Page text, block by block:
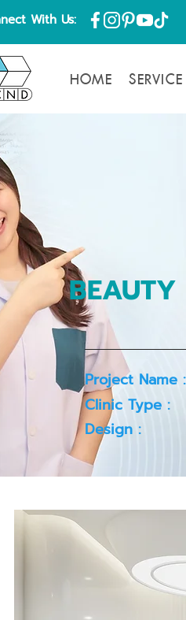
With Us:
HOME SERVICE
BEAUTY
Project Name :
Clinic Type :
Design :